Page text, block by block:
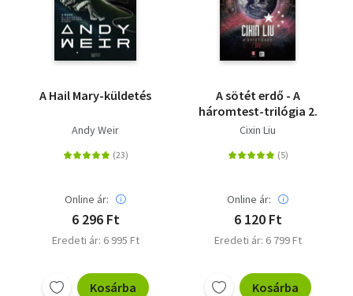
A Hail Mary-küldetés
Andy Weir
Online ár:
6 296 Ft
Eredeti ár: 6 995 Ft
Kosárba
A sötét erdő - A
háromtest-trilógia 2.
Cixin Liu
Online ár:
6 120 Ft
Eredeti ár: 6 799 Ft
Kosárba